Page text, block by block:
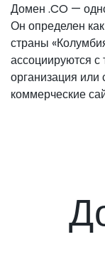
Домен .CO —
Он определен
страны
ассоциируются с
организация или
коммерческие